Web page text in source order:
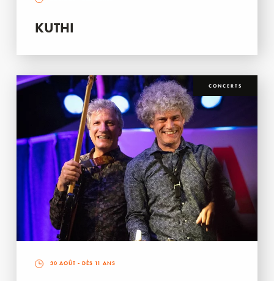
KUTHI
CONCERTS
30 AOÛT - DÈS 11 ANS